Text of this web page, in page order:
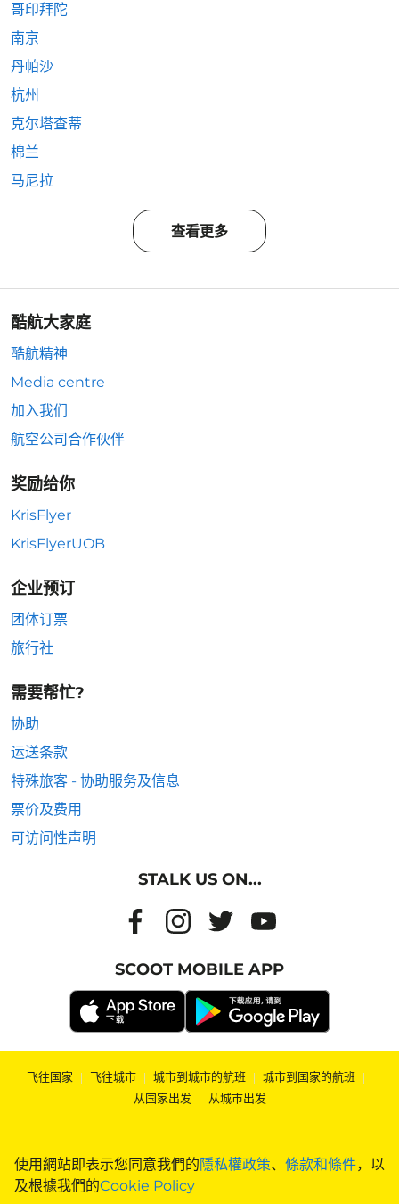
使用網站即表示您同意我們的隱私權政策、 條款和條件，以
及根據我們的Cookie Policy
哥印拜陀
南京
丹帕沙
杭州
克尔塔查蒂
棉兰
马尼拉
查看更多
酷航大家庭
酷航精神
Media centre
加入我们
航空公司合作伙伴
奖励给你
KrisFlyer
KrisFlyerUOB
企业预订
团体订票
旅行社
需要帮忙?
协助
运送条款
特殊旅客 - 协助服务及信息
票价及费用
可访问性声明
STALK US ON...
SCOOT MOBILE APP
飞往国家 | 飞往城市 | 城市到城市的航班 | 城市到国家的航班 |
从国家出发 | 从城市出发